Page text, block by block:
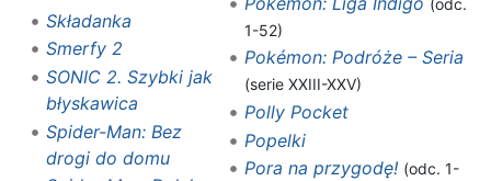
Składanka
Smerfy 2
SONIC 2. Szybki jak
błyskawica
Spider-Man: Bez
drogi do domu
1-52)
Pokémon: Podróże – Seria
(serie XXIII-XXV)
Polly Pocket
Popelki
Pora na przygodę! (odc. 1-